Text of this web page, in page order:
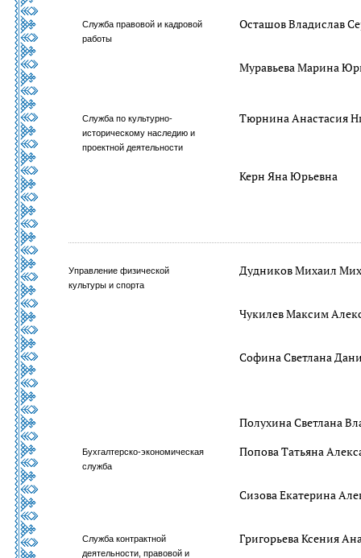
Служба правовой и кадровой
работы
Осташов Владислав
Муравьева Марина
Служба по культурно-
историческому наследию и
проектной деятельности
Тюрнина Анастасия
Керн Яна Юрьевна
Управление физической
культуры и спорта
Дудников Михаил
Чукилев Максим
Софина Светлана
Полухина Светлана
Бухгалтерско-экономическая
служба
Попова Татьяна
Сизова Екатерина
Служба контрактной
деятельности, правовой и
Григорьева Ксения